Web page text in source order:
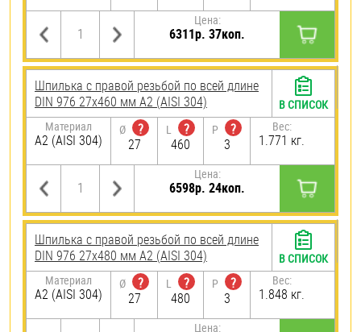
Цена:
6311р. 37коп.
Шпилька с правой резьбой по всей длине
DIN 976 27х460 мм А2 (AISI 304)
Материал
А2 (AISI 304)
Ø
?
27
L
?
460
P
?
3
Вес:
1.771 кг.
Цена:
6598р. 24коп.
В СПИСОК
Шпилька с правой резьбой по всей длине
DIN 976 27х480 мм А2 (AISI 304)
Материал
А2 (AISI 304)
Ø
?
27
L
?
480
P
?
3
Вес:
1.848 кг.
Цена:
В СПИСОК